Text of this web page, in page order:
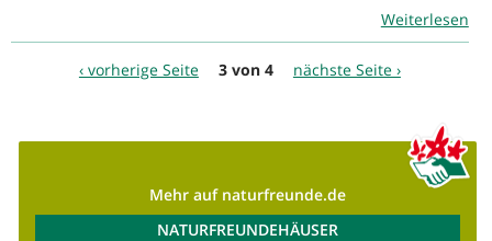
Weiterlesen
‹ vorherige Seite 3 von 4 nächste Seite ›
Mehr auf naturfreunde.de
NATURFREUNDEHÄUSER